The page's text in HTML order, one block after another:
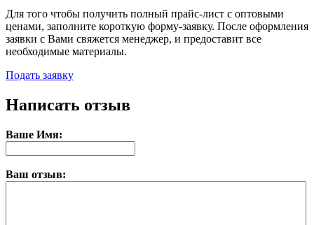
Для того чтобы получить полный прайс-лист с оптовыми
ценами, заполните короткую форму-заявку. После оформления
заявки с Вами свяжется менеджер, и предоставит все
необходимые материалы.
Подать заявку
Написать отзыв
Ваше Имя:
Ваш отзыв: